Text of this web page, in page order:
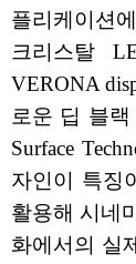
플리케이션
크리스탈
VERONA
로운 딥 블랙
Surface
자인이 특징
활용해 시네
화에서의 실